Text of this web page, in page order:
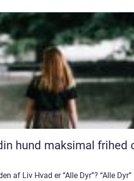
hund maksimal frihed
af Liv Hvad er “Alle Dyr”? “Alle Dyr”